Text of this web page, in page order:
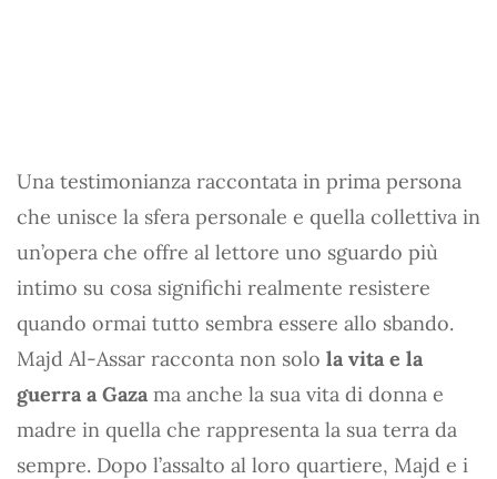
Una testimonianza raccontata in prima persona
che unisce la sfera personale e quella collettiva in
un’opera che offre al lettore uno sguardo più
intimo su cosa significhi realmente resistere
quando ormai tutto sembra essere allo sbando.
Majd Al-Assar racconta non solo la vita e la
guerra a Gaza ma anche la sua vita di donna e
madre in quella che rappresenta la sua terra da
sempre. Dopo l’assalto al loro quartiere, Majd e i